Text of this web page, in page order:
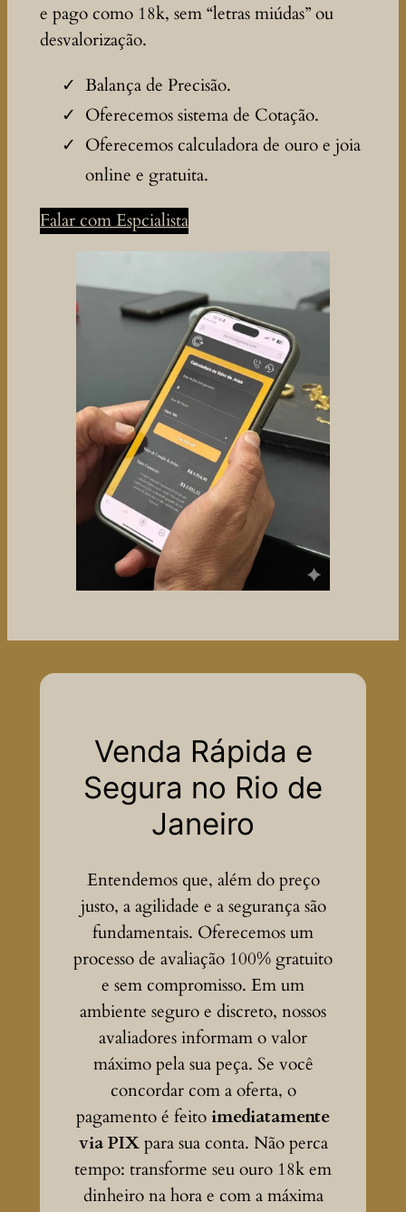
e pago como 18k, sem “letras miúdas” ou
desvalorização.
Balança de Precisão.
Oferecemos sistema de Cotação.
Oferecemos calculadora de ouro e joia
online e gratuita.
Falar com Espcialista
Venda Rápida e
Segura no Rio de
Janeiro
Entendemos que, além do preço
justo, a agilidade e a segurança são
fundamentais. Oferecemos um
processo de avaliação 100% gratuito
e sem compromisso. Em um
ambiente seguro e discreto, nossos
avaliadores informam o valor
máximo pela sua peça. Se você
concordar com a oferta, o
pagamento é feitoimediatamente
via PIXpara sua conta. Não perca
tempo: transforme seu ouro 18k em
dinheiro na hora e com a máxima